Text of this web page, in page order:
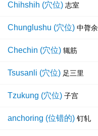
Chihshih (穴位) 志室
Chunglushu (穴位) 中膂余
Chechin (穴位) 辄筋
Tsusanli (穴位) 足三里
Tzukung (穴位) 子宫
anchoring (位错的) 钉轧